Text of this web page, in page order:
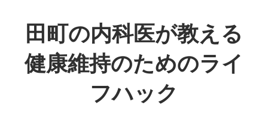
ン
テ
ン
ツ
田町の内科医が教える
健康維持のためのライ
フハック